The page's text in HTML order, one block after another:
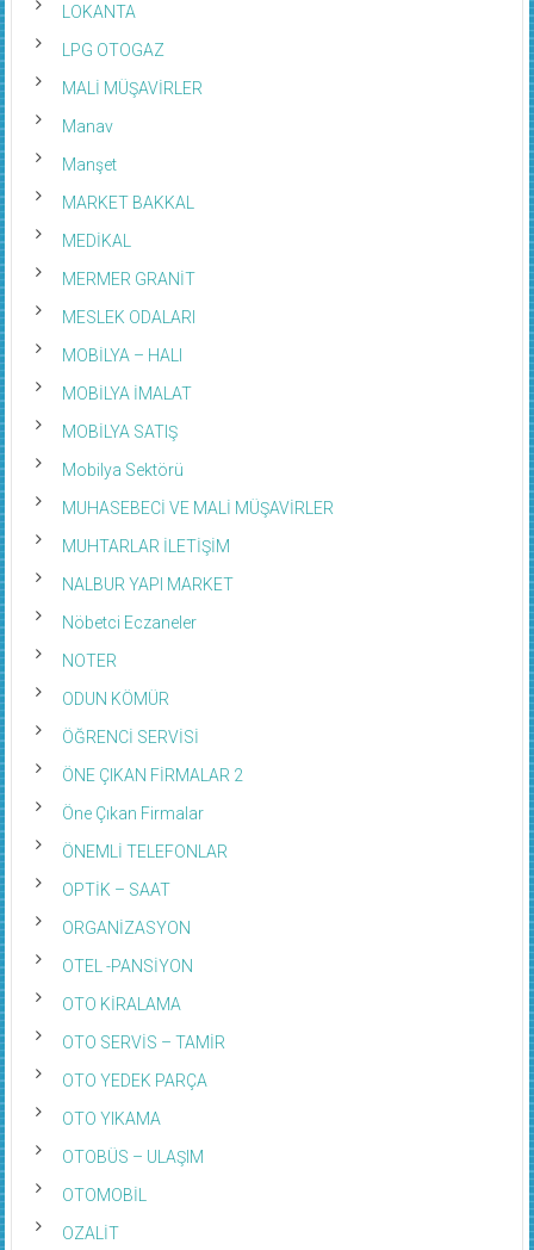
LOKANTA
LPG OTOGAZ
MALİ MÜŞAVİRLER
Manav
Manşet
MARKET BAKKAL
MEDİKAL
MERMER GRANİT
MESLEK ODALARI
MOBİLYA – HALI
MOBİLYA İMALAT
MOBİLYA SATIŞ
Mobilya Sektörü
MUHASEBECİ VE MALİ MÜŞAVİRLER
MUHTARLAR İLETİŞİM
NALBUR YAPI MARKET
Nöbetci Eczaneler
NOTER
ODUN KÖMÜR
ÖĞRENCİ SERVİSİ
ÖNE ÇIKAN FİRMALAR 2
Öne Çıkan Firmalar
ÖNEMLİ TELEFONLAR
OPTİK – SAAT
ORGANİZASYON
OTEL -PANSİYON
OTO KİRALAMA
OTO SERVİS – TAMİR
OTO YEDEK PARÇA
OTO YIKAMA
OTOBÜS – ULAŞIM
OTOMOBİL
OZALİT